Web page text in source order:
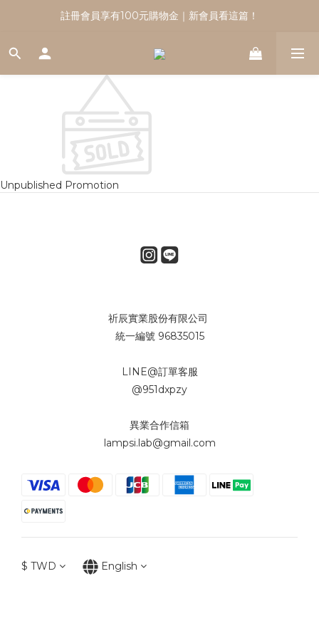
註冊會員享有100元購物金｜新會員看這篇！
註冊會員享有100元購物金｜新會員看這篇！
加入官方line好友再折50
註冊會員享有100元購物金｜新會員看這篇！
Unpublished Promotion
祈辰實業股份有限公司
統一編號 96835015
LINE@訂單客服
@951dxpzy
異業合作信箱
lampsi.lab@gmail.com
$ TWD English